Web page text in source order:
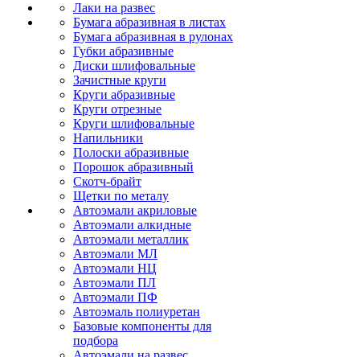
Лаки на развес
Бумага абразивная в листах
Бумага абразивная в рулонах
Губки абразивные
Диски шлифовальные
Зачистные круги
Круги абразивные
Круги отрезные
Круги шлифовальные
Напильники
Полоски абразивные
Порошок абразивный
Скотч-брайт
Щетки по металу
Автоэмали акриловые
Автоэмали алкидные
Автоэмали металлик
Автоэмали МЛ
Автоэмали НЦ
Автоэмали ПЛ
Автоэмали ПФ
Автоэмаль полиуретан
Базовые компоненты для
подбора